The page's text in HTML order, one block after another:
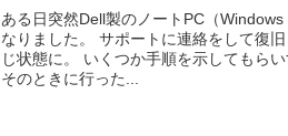
ある日突然Dell製のノートPC（
なりました。 サポートに連絡をして復旧したものの、その後何度か同
じ状態に。 いくつか手順を示してもらいすべて解決できましたので、
そのときに行った...